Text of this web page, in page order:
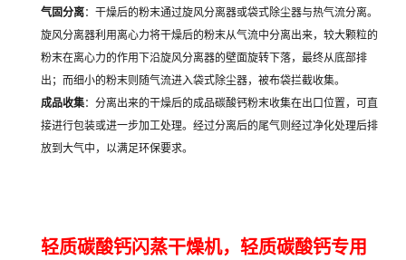
气固分离：干燥后的粉末通过旋风分离器或袋式除尘器与热气流分离。
旋风分离器利用离心力将干燥后的粉末从气流中分离出来，较大颗粒的
粉末在离心力的作用下沿旋风分离器的壁面旋转下落，最终从底部排
出；而细小的粉末则随气流进入袋式除尘器，被布袋拦截收集。
成品收集：分离出来的干燥后的成品碳酸钙粉末收集在出口位置，可直
接进行包装或进一步加工处理。经过分离后的尾气则经过净化处理后排
放到大气中，以满足环保要求。
轻质碳酸钙闪蒸干燥机，轻质碳酸钙专用